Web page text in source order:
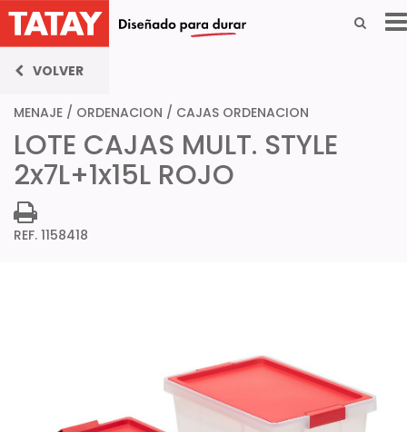
VOLVER
MENAJE / ORDENACION / CAJAS ORDENACION
LOTE CAJAS MULT. STYLE
2x7L+1x15L ROJO
REF. 1158418